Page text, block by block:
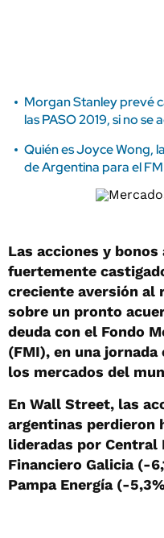
Morgan Stanley prevé
las PASO 2019, si no se
Quién es Joyce Wong,
de Argentina para el
Las acciones y
fuertemente
creciente aversión al
sobre un pronto
deuda con el Fondo
(FMI), en una jornada
los mercados del
En Wall Street, las
argentinas perdieron
lideradas por Central
Financiero Galicia (-
Pampa Energía (-